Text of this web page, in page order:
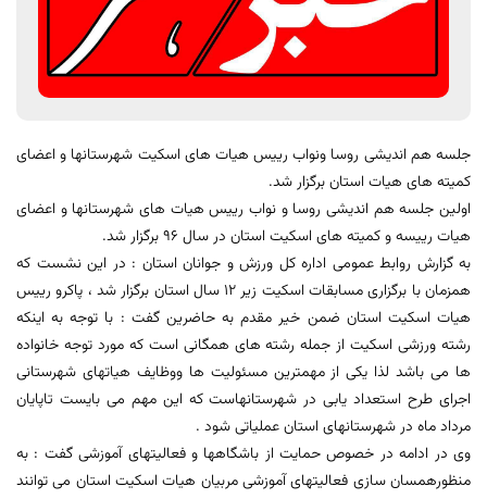
جلسه هم اندیشی روسا ونواب رییس هیات های اسکیت شهرستانها و اعضای
کمیته های هیات استان برگزار شد.
اولین جلسه هم اندیشی روسا و نواب رییس هیات های شهرستانها و اعضای
هیات رییسه و کمیته های اسکیت استان در سال ۹۶ برگزار شد.
به گزارش روابط عمومی اداره کل ورزش و جوانان استان : در این نشست که
همزمان با برگزاری مسابقات اسکیت زیر 12 سال استان برگزار شد ، پاکرو رییس
هیات اسکیت استان ضمن خیر مقدم به حاضرین گفت : با توجه به اینکه
رشته ورزشی اسکیت از جمله رشته های همگانی است که مورد توجه خانواده
ها می باشد لذا یکی از مهمترین مسئولیت ها ووظایف هیاتهای شهرستانی
اجرای طرح استعداد یابی در شهرستانهاست که این مهم می بایست تاپایان
مرداد ماه در شهرستانهای استان عملیاتی شود .
وی در ادامه در خصوص حمایت از باشگاهها و فعالیتهای آموزشی گفت : به
منظورهمسان سازی فعالیتهای آموزشی مربیان هیات اسکیت استان می توانند